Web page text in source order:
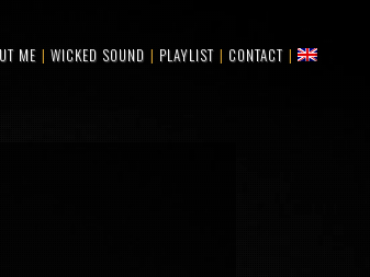
ME WICKED SOUND PLAYLIST CONTACT